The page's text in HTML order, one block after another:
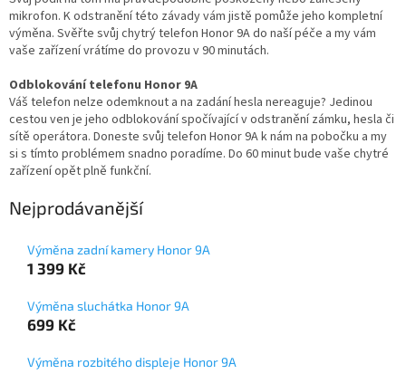
mikrofon. K odstranění této závady vám jistě pomůže jeho kompletní
výměna. Svěřte svůj chytrý telefon Honor 9A do naší péče a my vám
vaše zařízení vrátíme do provozu v 90 minutách.
Odblokování telefonu Honor 9A
Váš telefon nelze odemknout a na zadání hesla nereaguje? Jedinou
cestou ven je jeho odblokování spočívající v odstranění zámku, hesla či
sítě operátora. Doneste svůj telefon Honor 9A k nám na pobočku a my
si s tímto problémem snadno poradíme. Do 60 minut bude vaše chytré
zařízení opět plně funkční.
Nejprodávanější
Výměna zadní kamery Honor 9A
1 399 Kč
Výměna sluchátka Honor 9A
699 Kč
Výměna rozbitého displeje Honor 9A